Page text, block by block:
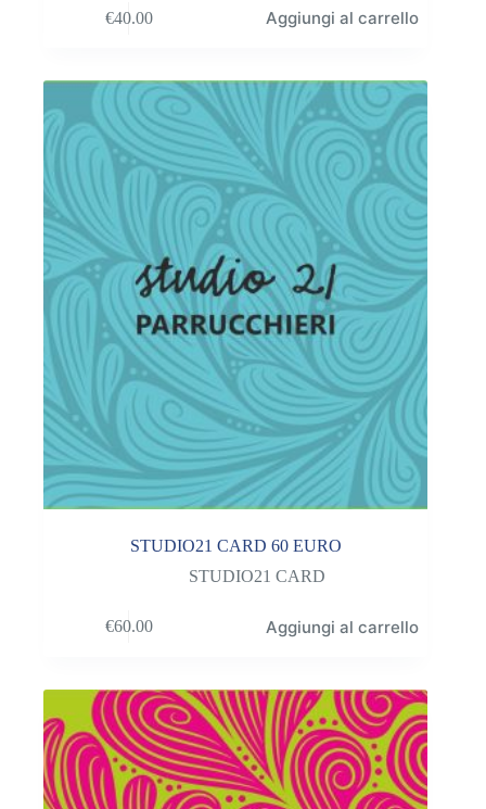
€40.00 Aggiungi al carrello
STUDIO21 CARD 60 EURO
STUDIO21 CARD
€60.00 Aggiungi al carrello